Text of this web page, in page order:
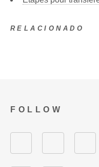
RELACIONADO
FOLLOW